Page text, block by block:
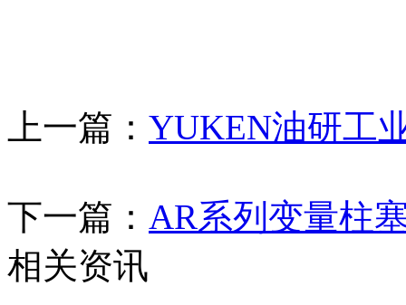
上一篇： YUKEN油研工
下一篇： AR系列变量柱
相关资讯